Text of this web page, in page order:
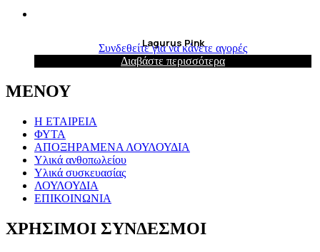
Lagurus Pink
Συνδεθείτε για να κάνετε αγορές
Διαβάστε περισσότερα
ΜΕΝΟΥ
Η ΕΤΑΙΡΕΙΑ
ΦΥΤΑ
ΑΠΟΞΗΡΑΜΕΝΑ ΛΟΥΛΟΥΔΙΑ
Υλικά ανθοπωλείου
Υλικά συσκευασίας
ΛΟΥΛΟΥΔΙΑ
ΕΠΙΚΟΙΝΩΝΙΑ
ΧΡΗΣΙΜΟΙ ΣΥΝΔΕΣΜΟΙ